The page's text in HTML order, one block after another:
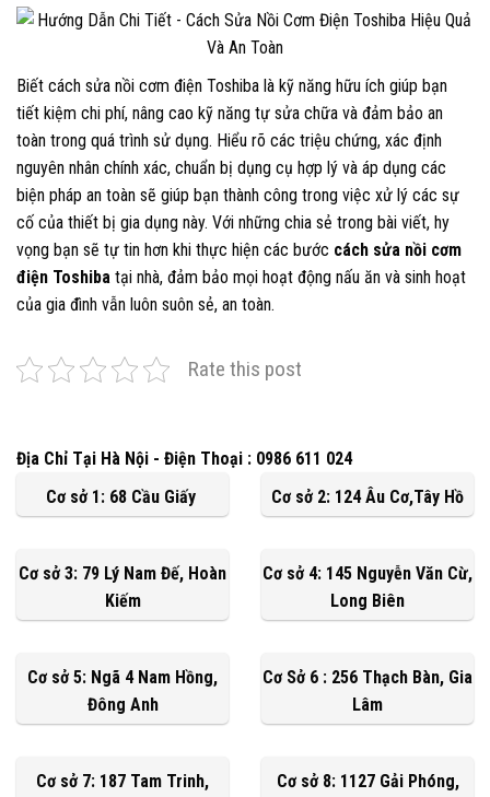
Biết cách sửa nồi cơm điện Toshiba là kỹ năng hữu ích giúp bạn
tiết kiệm chi phí, nâng cao kỹ năng tự sửa chữa và đảm bảo an
toàn trong quá trình sử dụng. Hiểu rõ các triệu chứng, xác định
nguyên nhân chính xác, chuẩn bị dụng cụ hợp lý và áp dụng các
biện pháp an toàn sẽ giúp bạn thành công trong việc xử lý các sự
cố của thiết bị gia dụng này. Với những chia sẻ trong bài viết, hy
vọng bạn sẽ tự tin hơn khi thực hiện các bước cách sửa nồi cơm
điện Toshiba tại nhà, đảm bảo mọi hoạt động nấu ăn và sinh hoạt
của gia đình vẫn luôn suôn sẻ, an toàn.
Rate this post
Địa Chỉ Tại Hà Nội - Điện Thoại : 0986 611 024
Cơ sở 1: 68 Cầu Giấy
Cơ sở 2: 124 Âu Cơ,Tây Hồ
Cơ sở 3: 79 Lý Nam Đế, Hoàn
Kiếm
Cơ sở 4: 145 Nguyễn Văn Cừ,
Long Biên
Cơ sở 5: Ngã 4 Nam Hồng,
Đông Anh
Cơ Sở 6 : 256 Thạch Bàn, Gia
Lâm
Cơ sở 7: 187 Tam Trinh,
Cơ sở 8: 1127 Gải Phóng,